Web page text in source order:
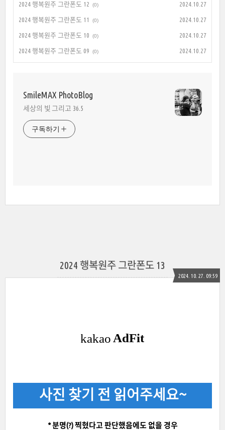
2024 행복원주 그란폰도 12 (0) 2024.10.27
2024 행복원주 그란폰도 11 (0) 2024.10.27
2024 행복원주 그란폰도 10 (0) 2024.10.27
2024 행복원주 그란폰도 09 (0) 2024.10.27
SmileMAX PhotoBlog
세상의 빛 그리고 36.5
구독하기
2024 행복원주 그란폰도 13
2024. 10. 27. 09:59
사진 찾기 전 읽어주세요~
* 분명(?) 찍혔다고 판단했음에도 없을 경우